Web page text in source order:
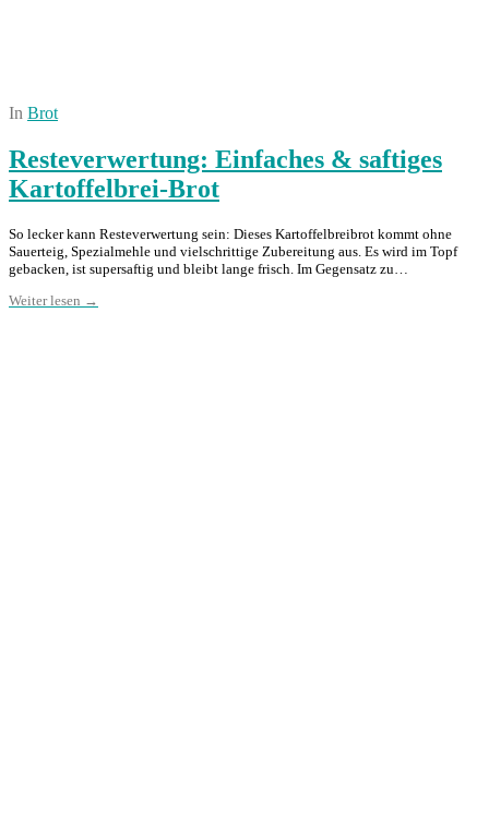
In Brot
Resteverwertung: Einfaches & saftiges
Kartoffelbrei-Brot
So lecker kann Resteverwertung sein: Dieses Kartoffelbreibrot kommt ohne
Sauerteig, Spezialmehle und vielschrittige Zubereitung aus. Es wird im Topf
gebacken, ist supersaftig und bleibt lange frisch. Im Gegensatz zu…
Weiter lesen →